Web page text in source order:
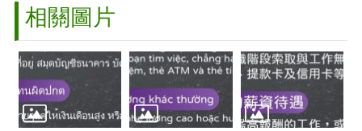
相關圖片